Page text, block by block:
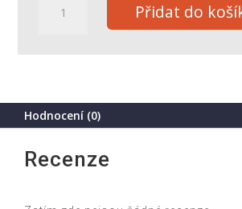
10
ks
houbičkou
Přidat do
Hodnocení (0)
Recenze